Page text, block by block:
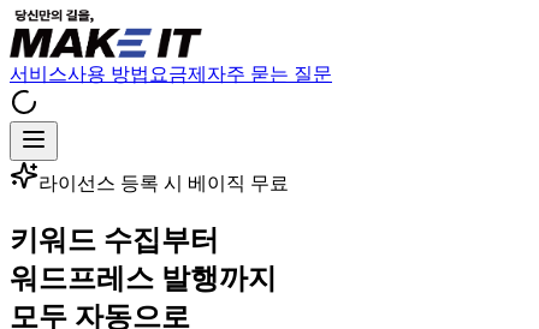
서비스사용 방법 요금제 자주 묻는 질문
라이선스 등록 시 베이직 무료
키워드 수집부터
워드프레스 발행까지
모두 자동으로